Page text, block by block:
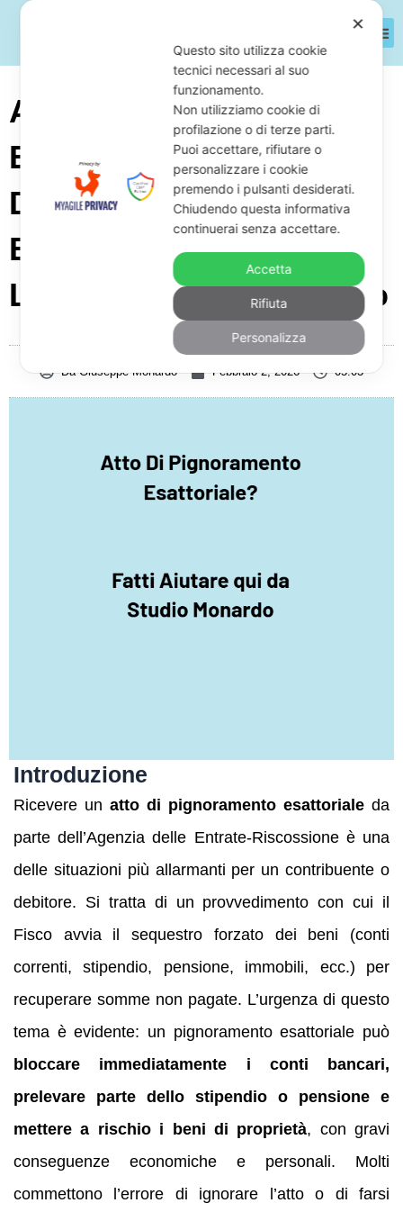
Atto Di Pignoramento
Esattoriale: Come
Difendersi
Efficacemente Con
L’avvocato Specializzato
DaGiuseppe Monardo Febbraio 2, 2026 05:03
Introduzione
Ricevere un atto di pignoramento esattoriale da
parte dell’Agenzia delle Entrate-Riscossione è una
delle situazioni più allarmanti per un contribuente o
debitore. Si tratta di un provvedimento con cui il
Fisco avvia il sequestro forzato dei beni (conti
correnti, stipendio, pensione, immobili, ecc.) per
recuperare somme non pagate. L’urgenza di questo
tema è evidente: un pignoramento esattoriale può
bloccare immediatamente i conti bancari,
prelevare parte dello stipendio o pensione e
mettere a rischio i beni di proprietà, con gravi
conseguenze economiche e personali. Molti
commettono l’errore di ignorare l’atto o di farsi
✕
Questo sito utilizza cookie
tecnici necessari al suo
funzionamento.
Non utilizziamo cookie di
profilazione o di terze parti.
Puoi accettare, rifiutare o
personalizzare i cookie
premendo i pulsanti desiderati.
Chiudendo questa informativa
continuerai senza accettare.
Accetta
Rifiuta
Personalizza